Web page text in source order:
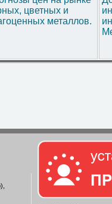
цветных и
металлов.